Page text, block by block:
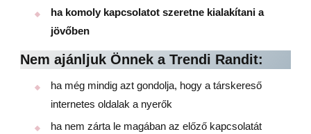
ha komoly kapcsolatot szeretne kialakítani a
jövőben
Nem ajánljuk Önnek a Trendi Randit:
ha még mindig azt gondolja, hogy a társkereső
internetes oldalak a nyerők
ha nem zárta le magában az előző kapcsolatát